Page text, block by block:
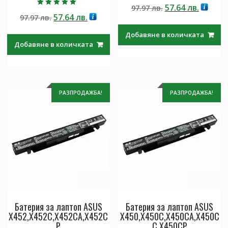
5.00
от 5
97.97лв.Original
97.97 лв..
57.64лв.Текущата
57.64 лв..
Добавяне в количката
5.00
от 5
97.97лв. Original
97.97 лв..
57.64лв.
57.64
Добавяне в количката
РАЗПРОДАЖБА!
Батерия за лаптоп ASUS
X452,X452C,X452CA,X452C
РАЗПРОДАЖБА!
Батерия за лаптоп ASUS
X450,X450C,X450CA,X450C